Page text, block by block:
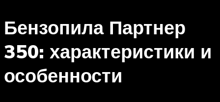
Бензопила Партнер
350: характеристики и
особенности